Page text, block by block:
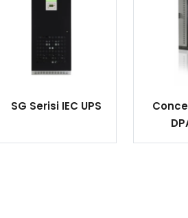
SG Serisi IEC UPS